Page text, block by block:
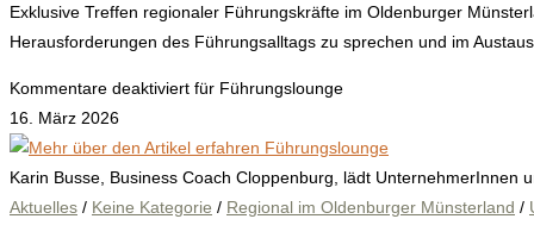
Exklusive Treffen regionaler Führungskräfte im Oldenburger
Herausforderungen des Führungsalltags zu sprechen und im
Kommentare deaktiviert für Führungslounge
16. März 2026
Karin Busse, Business Coach Cloppenburg, lädt UnternehmerInnen
Aktuelles / Keine Kategorie / Regional im Oldenburger Münsterland /